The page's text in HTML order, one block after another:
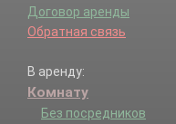
Договор аренды
Обратная связь
В аренду:
Комнату
Без посредников